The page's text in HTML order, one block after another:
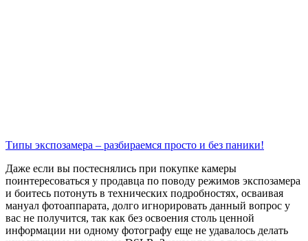
Типы экспозамера – разбираемся просто и без паники!
Даже если вы постеснялись при покупке камеры
поинтересоваться у продавца по поводу режимов экспозамера
и боитесь потонуть в технических подробностях, осваивая
мануал фотоаппарата, долго игнорировать данный вопрос у
вас не получится, так как без освоения столь ценной
информации ни одному фотографу еще не удавалось делать